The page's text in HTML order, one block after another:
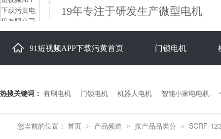
19年专注于研发生产微型电机
91短视频APP下载污黄首页 门锁电机
热搜关键词： 有刷电机 门锁电机 机器人电机 智能小家电电机
您当前的位置： 首页 > 产品频道 > 按产品品类分 > SCRF-